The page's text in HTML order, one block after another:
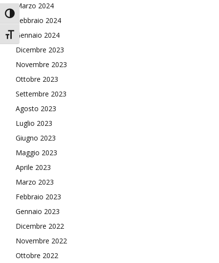
Attiva/disattiva alto contrasto
Attiva/disattiva dimensione testo
Marzo 2024
Febbraio 2024
Gennaio 2024
Dicembre 2023
Novembre 2023
Ottobre 2023
Settembre 2023
Agosto 2023
Luglio 2023
Giugno 2023
Maggio 2023
Aprile 2023
Marzo 2023
Febbraio 2023
Gennaio 2023
Dicembre 2022
Novembre 2022
Ottobre 2022